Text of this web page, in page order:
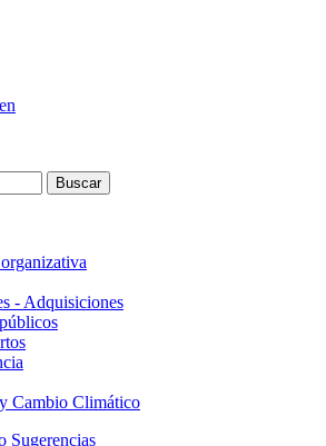
- Adquisiciones
Cambio Climático